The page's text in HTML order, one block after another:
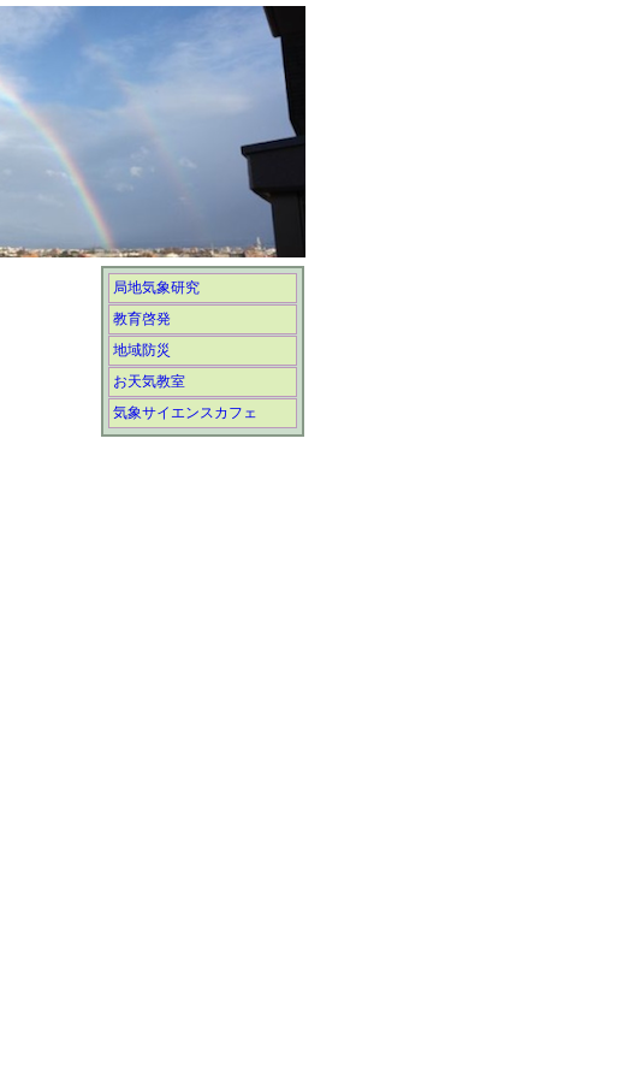
局地気象研究
教育啓発
地域防災
お天気教室
気象サイエンスカフェ